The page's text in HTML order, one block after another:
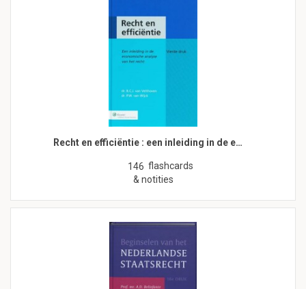
Recht en efficiëntie : een inleiding in de e…
146 flashcards
& notities